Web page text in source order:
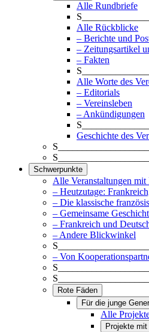
Alle Rundbriefe
Alle Rückblicke
– Berichte und
– Zeitungsartikel
– Fakten
Alle Worte des
– Editorials
– Vereinsleben
– Ankündigungen
Geschichte des
Schwerpunkte
Alle Veranstaltungen
– Heutzutage:
– Die klassische
– Gemeinsame
– Frankreich und
– Andere Blickwinkel
– Von
Rote Fäden
Für die junge
Alle
Projekte